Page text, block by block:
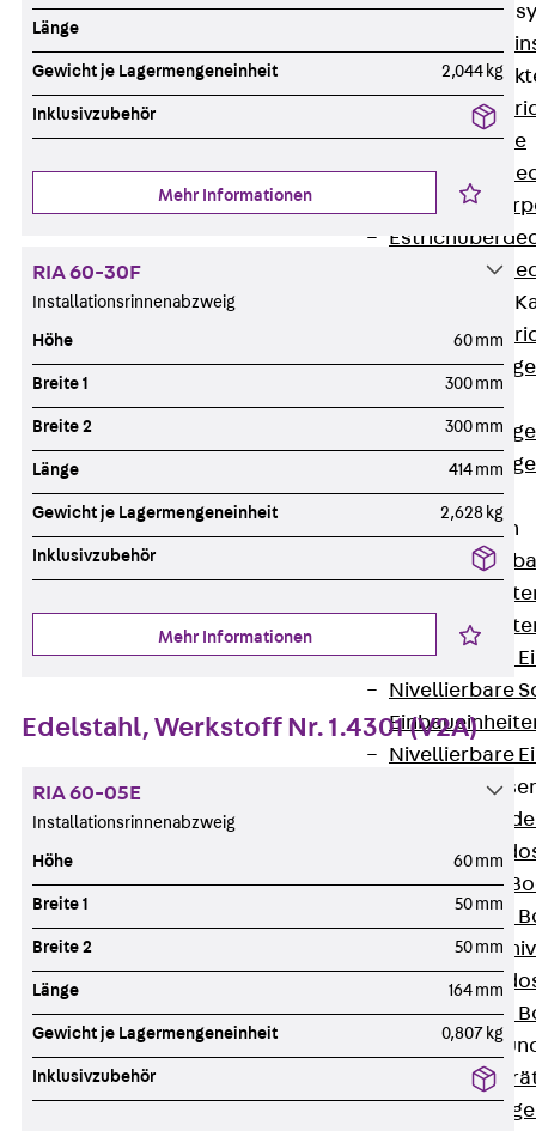
Zurück
Kanalsysteme
Estrichbündige
Zurück
UBK
Einbaueinheiten
Zurück
Nivellierbare
Nivellierbare
Nivellierbare
Zubehör für
Nivellierbare
Zubehör für
Nivellierbare
Gerätebecher
Zurück
Länge
Gewicht je Lagermengeneinheit 2,044 kg
Inklusivzubehör
Mehr Informationen
RIA 60-30F
Installationsrinnenabzweig
Höhe 60 mm
Breite 1 300 mm
Breite 2 300 mm
Länge 414 mm
Gewicht je Lagermengeneinheit 2,628 kg
Inklusivzubehör
Mehr Informationen
Edelstahl, Werkstoff Nr. 1.4301 (V2A)
RIA 60-05E
Installationsrinnenabzweig
Höhe 60 mm
Breite 1 50 mm
Breite 2 50 mm
Länge 164 mm
Gewicht je Lagermengeneinheit 0,807 kg
Inklusivzubehör